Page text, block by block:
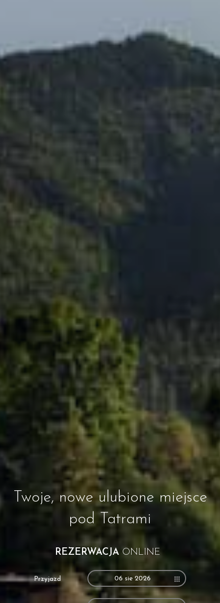
Twoje, nowe ulubione miejsce
pod Tatrami
REZERWACJA ONLINE
Przyjazd 06 sie 2026